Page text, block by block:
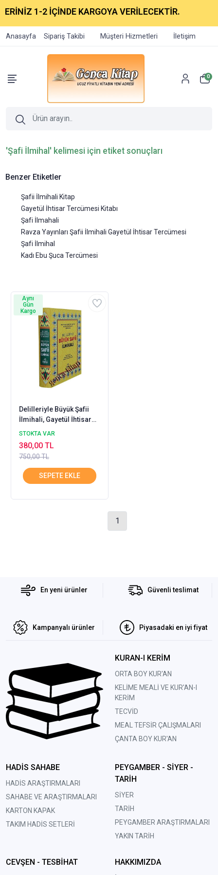
1-2 İÇİNDE KARGOYA VERİLECEKTİR.
Anasayfa Sipariş Takibi Müşteri Hizmetleri İletişim
0
'Şafi İlmihal' kelimesi için etiket sonuçları
Benzer Etiketler
Şafii İlmihali Kitap
Gayetül İhtisar Tercümesi Kitabı
Şafi İlmahali
Ravza Yayınları Şafii İlmihali Gayetül İhtisar Tercümesi
Şafi İlmihal
Kadı Ebu Şuca Tercümesi
Delilleriyle Büyük Şafii
İlmihali, Gayetül İhtisar
Tercümesi 2.HAMUR
STOKTA VAR
750,00 TL
380,00 TL
Aynı
Gün
Kargo
1
En yeni ürünler Güvenli teslimat
Kampanyalı ürünler Piyasadaki en iyi fiyat
KURAN-I KERİM
ORTA BOY KUR'AN
KELİME MEALİ VE KUR'AN-I
KERİM
TECVİD
MEAL TEFSİR ÇALIŞMALARI
ÇANTA BOY KUR'AN
HADİS SAHABE
HADİS ARAŞTIRMALARI
SAHABE VE ARAŞTIRMALARI
KARTON KAPAK
TAKIM HADİS SETLERİ
PEYGAMBER - SİYER -
TARİH
SİYER
TARİH
PEYGAMBER ARAŞTIRMALARI
YAKIN TARİH
CEVŞEN - TESBİHAT HAKKIMIZDA